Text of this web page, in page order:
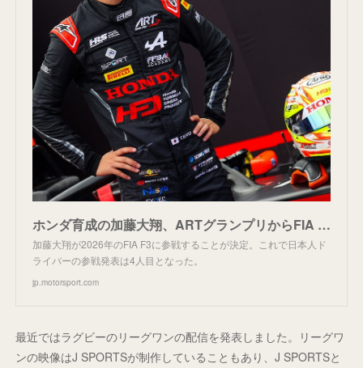
ホンダ育成の加藤大翔、ARTグランプリからFIA F3参戦決定！ 来季の日本人ドライバーはこれで4人に
加藤大翔が2026年のFIA F3に参戦することが決定。これで日本人ド
ライバーの参戦発表は4人目となった。
jp.motorsport.com
最近ではラグビーのリーグワンの配信を発表しました。リーグワ
ンの映像はJ SPORTSが制作していることもあり、J SPORTSと